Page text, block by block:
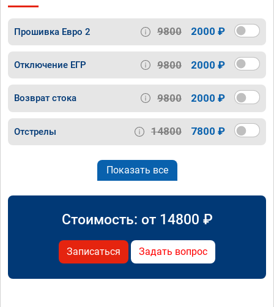
Прошивка Евро 2 9800 2000 ₽
Отключение ЕГР 9800 2000 ₽
Возврат стока 9800 2000 ₽
Отстрелы 14800 7800 ₽
Показать все
Стоимость: от 14800 ₽
Записаться Задать вопрос